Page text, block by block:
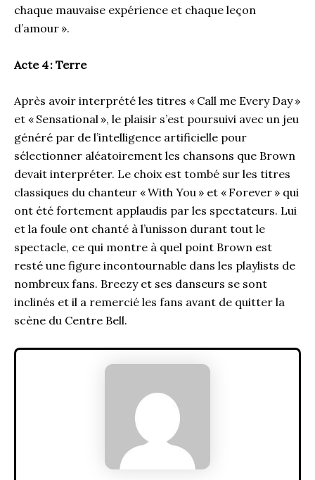
chaque mauvaise expérience et chaque leçon
d’amour ».
Acte 4 : Terre
Après avoir interprété les titres « Call me Every Day »
et « Sensational », le plaisir s’est poursuivi avec un jeu
généré par de l’intelligence artificielle pour
sélectionner aléatoirement les chansons que Brown
devait interpréter. Le choix est tombé sur les titres
classiques du chanteur « With You » et « Forever » qui
ont été fortement applaudis par les spectateurs. Lui
et la foule ont chanté à l’unisson durant tout le
spectacle, ce qui montre à quel point Brown est
resté une figure incontournable dans les playlists de
nombreux fans. Breezy et ses danseurs se sont
inclinés et il a remercié les fans avant de quitter la
scène du Centre Bell.